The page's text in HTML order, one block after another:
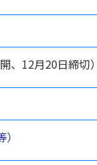
、12月20日締切）